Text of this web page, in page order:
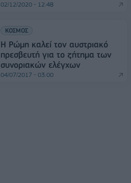
02/12/2020 - 12:48
ΚΟΣΜΟΣ
Η Ρώμη καλεί τον αυστριακό
πρεσβευτή για το ζήτημα των
συνοριακών ελέγχων
04/07/2017 - 03:00